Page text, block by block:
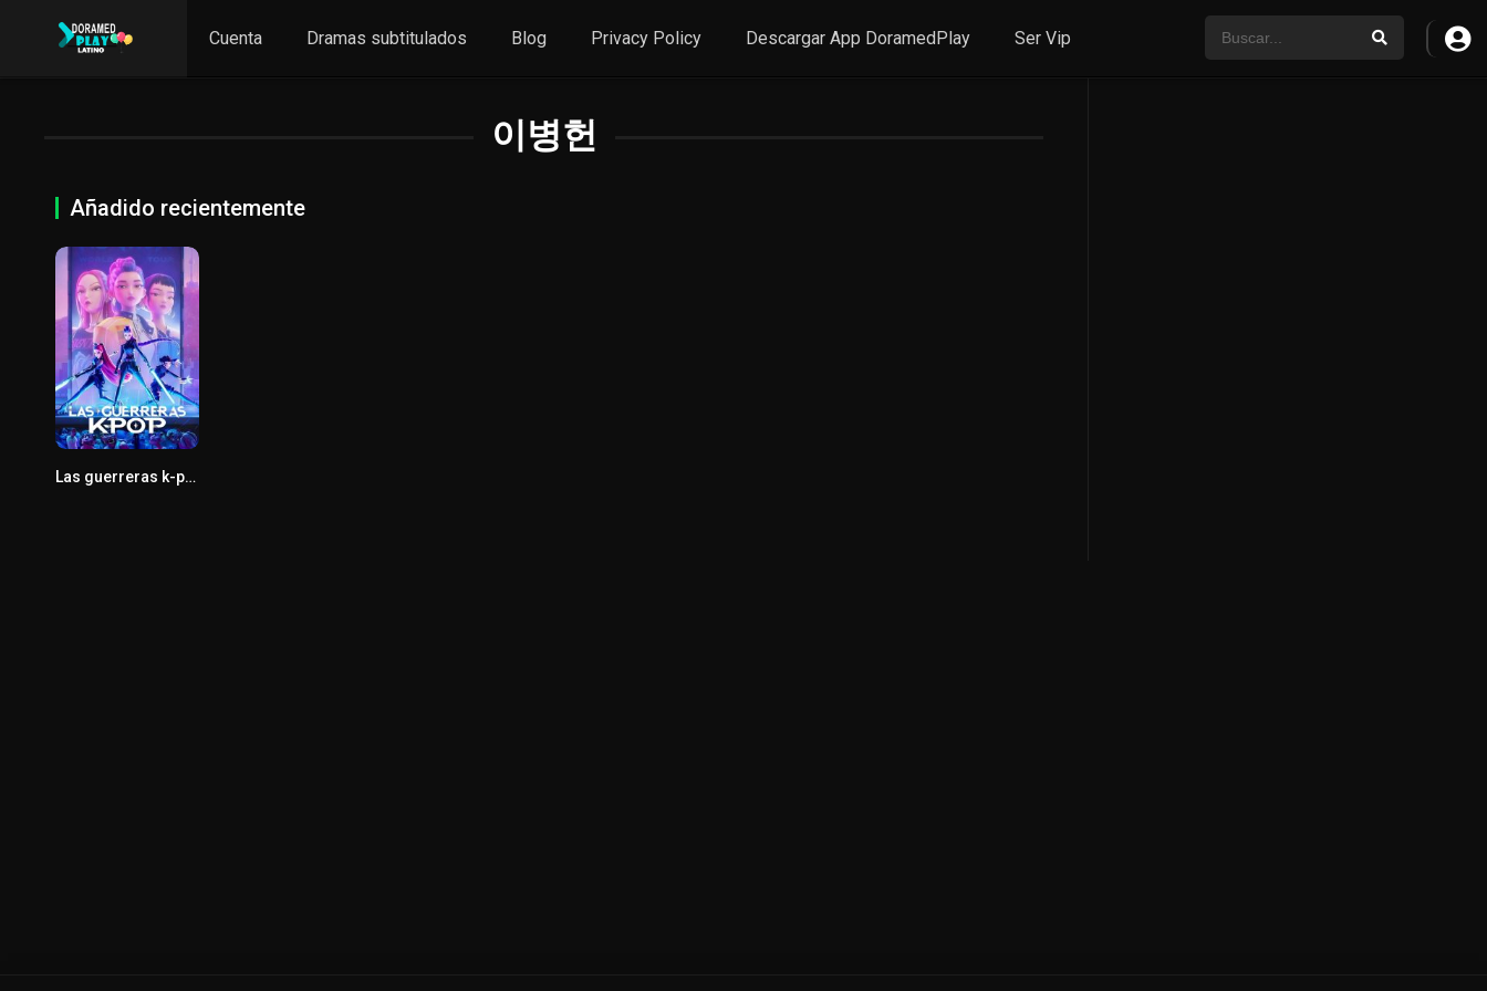
Cuenta Dramas subtitulados Blog Privacy Policy Descargar App DoramedPlay Ser Vip
이병헌
Añadido recientemente
7.8Las guerreras k-pop